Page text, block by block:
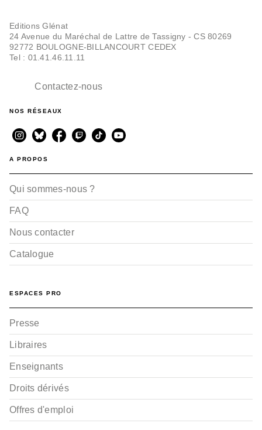
Editions Glénat
24 Avenue du Maréchal de Lattre de Tassigny - CS 80269
92772 BOULOGNE-BILLANCOURT CEDEX
Tel : 01.41.46.11.11
Contactez-nous
NOS RÉSEAUX
A PROPOS
Qui sommes-nous ?
FAQ
Nous contacter
Catalogue
ESPACES PRO
Presse
Libraires
Enseignants
Droits dérivés
Offres d'emploi